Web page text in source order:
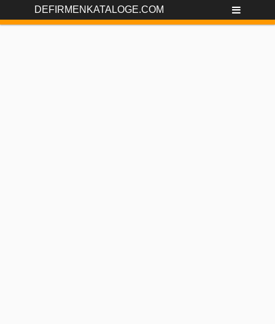
DEFIRMENKATALOGE.COM